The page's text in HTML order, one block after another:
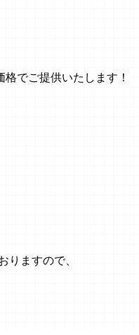
でご提供いたします！
りますので、